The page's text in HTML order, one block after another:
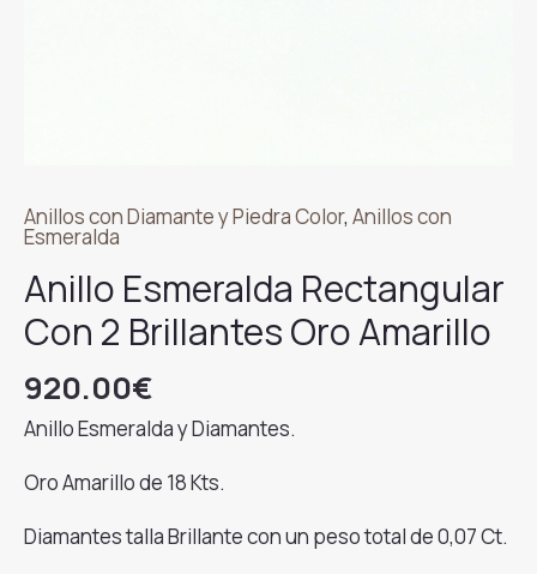
Anillos con Diamante y Piedra Color, Anillos con
Esmeralda
Anillo Esmeralda Rectangular
Con 2 Brillantes Oro Amarillo
920.00€
Anillo Esmeralda y Diamantes.
Oro Amarillo de 18 Kts.
Diamantes talla Brillante con un peso total de 0,07 Ct.